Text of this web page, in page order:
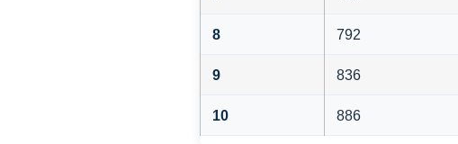
8 792
9 836
10 886